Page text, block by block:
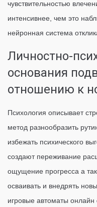
чувствительностью
интенсивнее, чем это
нейронная система
Личностно-
основания
отношению к
Психология описывает
метод разнообразить
избежать психического
создают переживание
ощущение прогресса а
осваивать и внедрять
игровые автоматы онлайн